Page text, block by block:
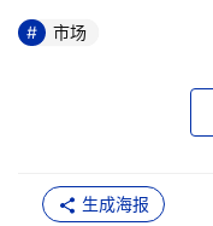
市场
生成海报